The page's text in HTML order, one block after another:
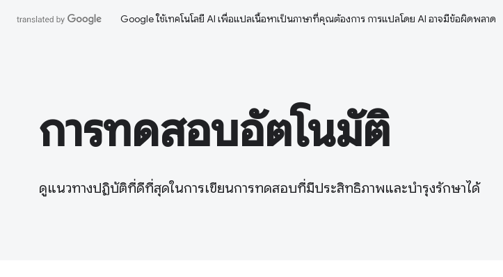
Google ใช้เทคโนโลยี AI เพื่อแปลเนื้อหาเป็นภาษาที่คุณต้องการ การแปลโดย AI อาจมีข้อผิดพลาด
การทดสอบอัตโนมัติ
ดูแนวทางปฏิบัติที่ดีที่สุดในการเขียนการทดสอบที่มีประสิทธิภาพและบำรุงรักษาได้